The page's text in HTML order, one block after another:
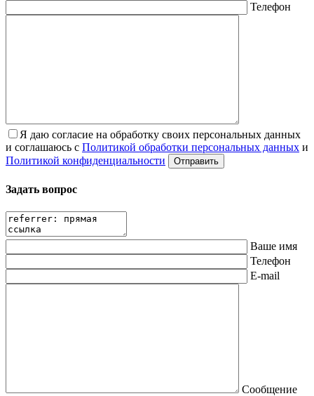
Телефон
Я даю согласие на обработку своих персональных данных
и соглашаюсь с Политикой обработки персональных данных и
Политикой конфиденциальности
Задать вопрос
Ваше имя
Телефон
E-mail
Сообщение